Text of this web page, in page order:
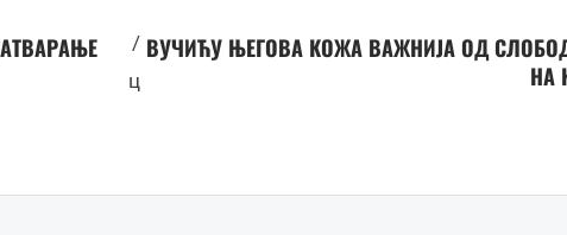
/
ц
ВУЧИЋУ ЊЕГОВА КОЖА ВАЖНИЈА ОД
НА